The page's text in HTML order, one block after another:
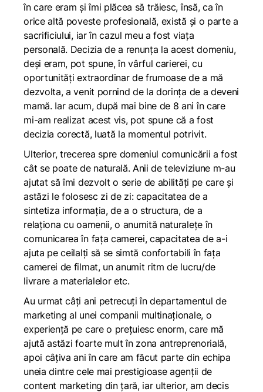
în care eram și îmi plăcea să trăiesc, însă, ca în
orice altă poveste profesională, există și o parte a
sacrificiului, iar în cazul meu a fost viața
personală. Decizia de a renunța la acest domeniu,
deși eram, pot spune, în vârful carierei, cu
oportunități extraordinar de frumoase de a mă
dezvolta, a venit pornind de la dorința de a deveni
mamă. Iar acum, după mai bine de 8 ani în care
mi-am realizat acest vis, pot spune că a fost
decizia corectă, luată la momentul potrivit.
Ulterior, trecerea spre domeniul comunicării a fost
cât se poate de naturală. Anii de televiziune m-au
ajutat să îmi dezvolt o serie de abilități pe care și
astăzi le folosesc zi de zi: capacitatea de a
sintetiza informația, de a o structura, de a
relaționa cu oamenii, o anumită naturalețe în
comunicarea în fața camerei, capacitatea de a-i
ajuta pe ceilalți să se simtă confortabili în fața
camerei de filmat, un anumit ritm de lucru/de
livrare a materialelor etc.
Au urmat câți ani petrecuți în departamentul de
marketing al unei companii multinaționale, o
experiență pe care o prețuiesc enorm, care mă
ajută astăzi foarte mult în zona antreprenorială,
apoi câțiva ani în care am făcut parte din echipa
uneia dintre cele mai prestigioase agenții de
content marketing din țară, iar ulterior, am decis